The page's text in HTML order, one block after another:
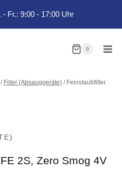
- Fr.: 9:00 - 17:00 Uhr
0
/ Filter (Absauggeräte) / Feinstaubfilter
2S, Zero Smog 4V